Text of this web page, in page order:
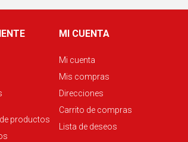
productos
MI CUENTA
Mi cuenta
Mis compras
Direcciones
Carrito de compras
Lista de deseos